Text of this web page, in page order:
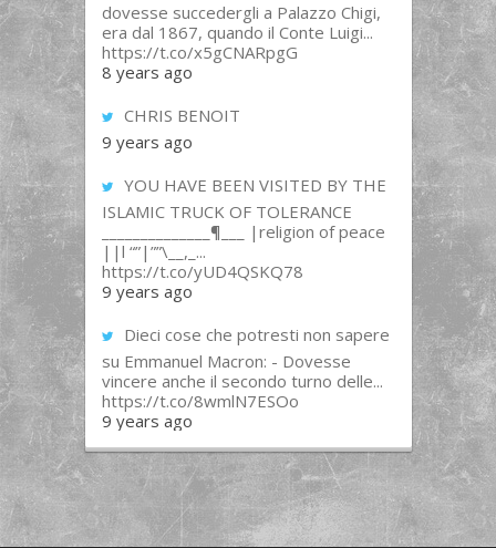
dovesse succedergli a Palazzo Chigi,
era dal 1867, quando il Conte Luigi...
https://t.co/x5gCNARpgG
8 years ago
CHRIS BENOIT
9 years ago
YOU HAVE BEEN VISITED BY THE
ISLAMIC TRUCK OF TOLERANCE
______________¶___ |religion of peace
||l “”|””\__,_...
https://t.co/yUD4QSKQ78
9 years ago
Dieci cose che potresti non sapere
su Emmanuel Macron: - Dovesse
vincere anche il secondo turno delle...
https://t.co/8wmlN7ESOo
9 years ago